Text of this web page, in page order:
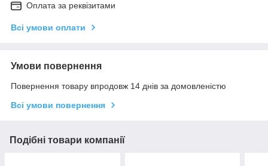
Оплата за реквізитами
Всі умови оплати
Умови повернення
Повернення товару впродовж 14 днів за домовленістю
Всі умови повернення
Подібні товари компанії